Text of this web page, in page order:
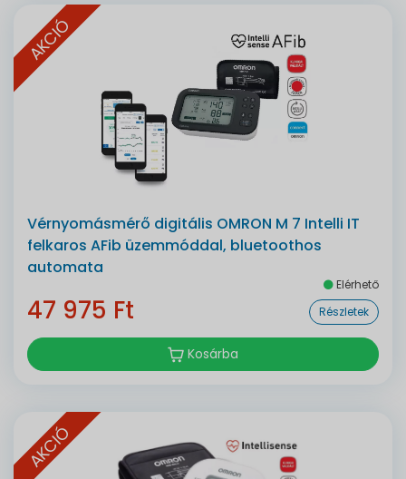
AKCIÓ
Vérnyomásmérő digitális OMRON M 7 Intelli IT
felkaros AFib üzemmóddal, bluetoothos
automata
Elérhető
47 975 Ft Részletek
Kosárba
AKCIÓ